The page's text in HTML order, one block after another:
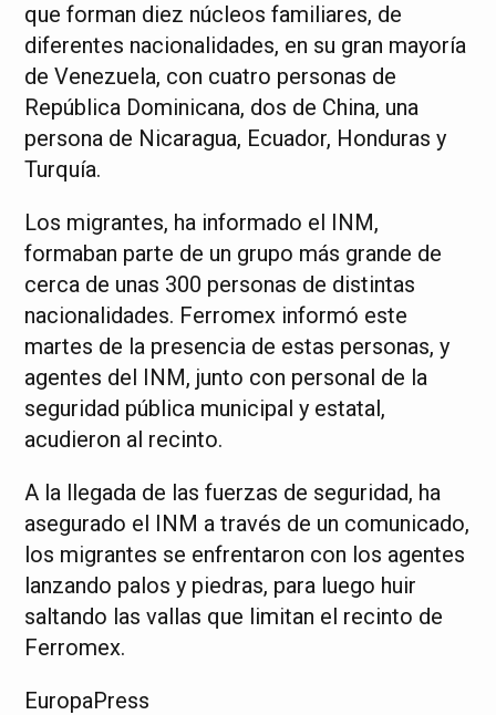
que forman diez núcleos familiares, de
diferentes nacionalidades, en su gran mayoría
de Venezuela, con cuatro personas de
República Dominicana, dos de China, una
persona de Nicaragua, Ecuador, Honduras y
Turquía.
Los migrantes, ha informado el INM,
formaban parte de un grupo más grande de
cerca de unas 300 personas de distintas
nacionalidades. Ferromex informó este
martes de la presencia de estas personas, y
agentes del INM, junto con personal de la
seguridad pública municipal y estatal,
acudieron al recinto.
A la llegada de las fuerzas de seguridad, ha
asegurado el INM a través de un comunicado,
los migrantes se enfrentaron con los agentes
lanzando palos y piedras, para luego huir
saltando las vallas que limitan el recinto de
Ferromex.
EuropaPress